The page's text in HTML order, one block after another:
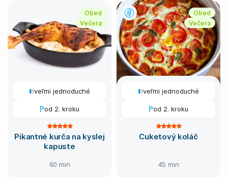
Obed
Večera
veľmi jednoduché
od 2. kroku
Pikantné kurča na kyslej
kapuste
60 min
Obed
Večera
veľmi jednoduché
od 2. kroku
Cuketový koláč
45 min